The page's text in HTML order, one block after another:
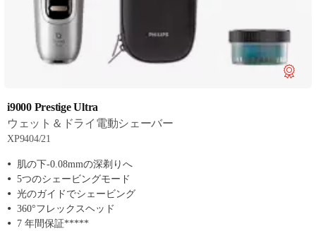
i9000 Prestige Ultra
ウェット＆ドライ電動シェーバー
XP9404/21
肌の下-0.08mmの深剃りへ
5つのシェービングモード
光のガイドでシェービング
360°フレックスヘッド
7 年間保証*****